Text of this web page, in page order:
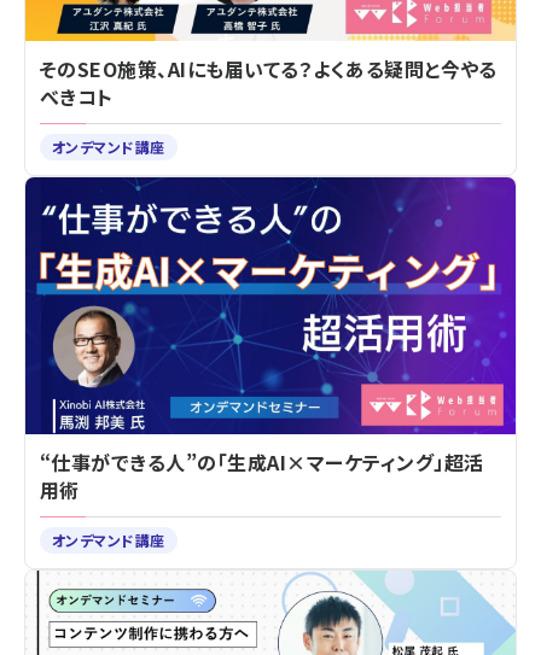
そのSEO施策、AIにも届いてる？よくある疑問と今やる
べきコト
オンデマンド講座
“仕事ができる人”の「生成AI×マーケティング」超活
用術
オンデマンド講座